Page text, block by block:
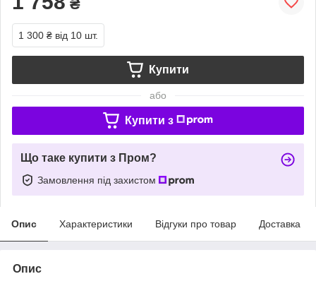
₴
1 300 ₴ від 10 шт.
Купити
або
Купити з
Що таке купити з Пром?
Замовлення під захистом
Опис Характеристики Відгуки про товар Доставка
Опис